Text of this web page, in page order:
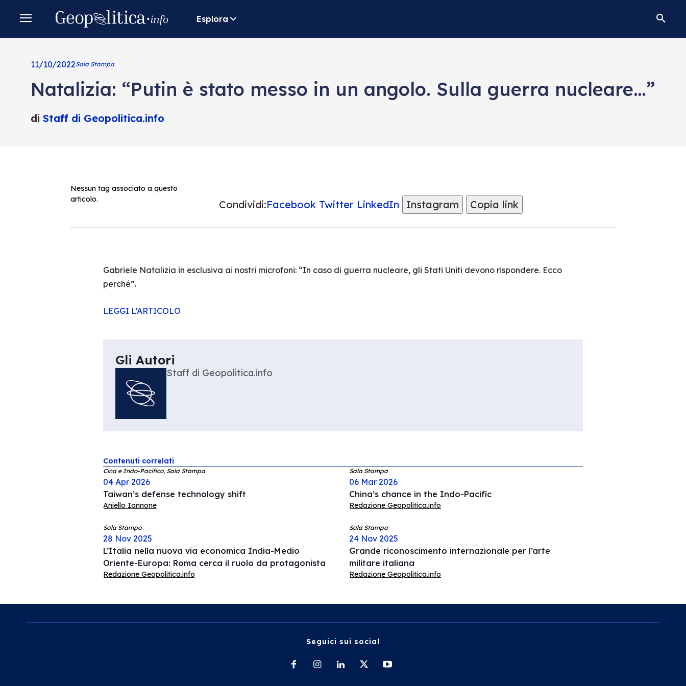
Esplora
11/10/2022Sala Stampa
Natalizia: “Putin è stato messo in un angolo. Sulla guerra nucleare…”
di Staff di Geopolitica.info
Nessun tag associato a questo
articolo.
Condividi:Facebook Twitter LinkedIn Instagram Copia link
Gabriele Natalizia in esclusiva ai nostri microfoni: “In caso di guerra nucleare, gli Stati Uniti devono rispondere. Ecco
perché”.
LEGGI L’ARTICOLO
Gli Autori
Staff di Geopolitica.info
Contenuti correlati
Cina e Indo-Pacifico, Sala Stampa
04 Apr 2026
Taiwan’s defense technology shift
Aniello Iannone
Sala Stampa
06 Mar 2026
China’s chance in the Indo-Pacific
Redazione Geopolitica.info
Sala Stampa
28 Nov 2025
L’Italia nella nuova via economica India-Medio
Oriente-Europa: Roma cerca il ruolo da protagonista
Redazione Geopolitica.info
Sala Stampa
24 Nov 2025
Grande riconoscimento internazionale per l’arte
militare italiana
Redazione Geopolitica.info
Seguici sui social